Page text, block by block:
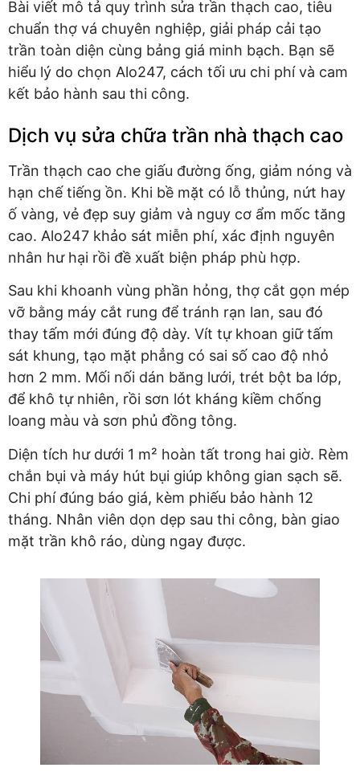
Bài viết mô tả quy trình sửa trần thạch cao, tiêu
chuẩn thợ vá chuyên nghiệp, giải pháp cải tạo
trần toàn diện cùng bảng giá minh bạch. Bạn sẽ
hiểu lý do chọn Alo247, cách tối ưu chi phí và cam
kết bảo hành sau thi công.
Dịch vụ sửa chữa trần nhà thạch cao
Trần thạch cao che giấu đường ống, giảm nóng và
hạn chế tiếng ồn. Khi bề mặt có lỗ thủng, nứt hay
ố vàng, vẻ đẹp suy giảm và nguy cơ ẩm mốc tăng
cao. Alo247 khảo sát miễn phí, xác định nguyên
nhân hư hại rồi đề xuất biện pháp phù hợp.
Sau khi khoanh vùng phần hỏng, thợ cắt gọn mép
vỡ bằng máy cắt rung để tránh rạn lan, sau đó
thay tấm mới đúng độ dày. Vít tự khoan giữ tấm
sát khung, tạo mặt phẳng có sai số cao độ nhỏ
hơn 2 mm. Mối nối dán băng lưới, trét bột ba lớp,
để khô tự nhiên, rồi sơn lót kháng kiềm chống
loang màu và sơn phủ đồng tông.
Diện tích hư dưới 1 m² hoàn tất trong hai giờ. Rèm
chắn bụi và máy hút bụi giúp không gian sạch sẽ.
Chi phí đúng báo giá, kèm phiếu bảo hành 12
tháng. Nhân viên dọn dẹp sau thi công, bàn giao
mặt trần khô ráo, dùng ngay được.